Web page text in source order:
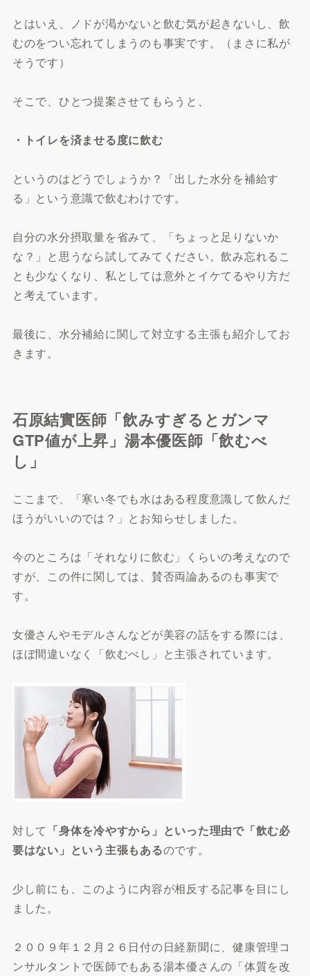
とはいえ、ノドが渇かないと飲む気が起きないし、飲
むのをつい忘れてしまうのも事実です。（まさに私が
そうです）
そこで、ひとつ提案させてもらうと、
・トイレを済ませる度に飲む
というのはどうでしょうか？「出した水分を補給す
る」という意識で飲むわけです。
自分の水分摂取量を省みて、「ちょっと足りないか
な？」と思うなら試してみてください。飲み忘れるこ
とも少なくなり、私としては意外とイケてるやり方だ
と考えています。
最後に、水分補給に関して対立する主張も紹介してお
きます。
石原結實医師「飲みすぎるとガンマ
GTP値が上昇」湯本優医師「飲むべ
し」
ここまで、「寒い冬でも水はある程度意識して飲んだ
ほうがいいのでは？」とお知らせしました。
今のところは「それなりに飲む」くらいの考えなので
すが、この件に関しては、賛否両論あるのも事実で
す。
女優さんやモデルさんなどが美容の話をする際には、
ほぼ間違いなく「飲むべし」と主張されています。
対して 「身体を冷やすから」といった理由で「飲む必
要はない」という主張もあるのです。
少し前にも、このように内容が相反する記事を目にし
ました。
２００９年１２月２６日付の日経新聞に、健康管理コ
ンサルタントで医師でもある湯本優さんの「体質を改